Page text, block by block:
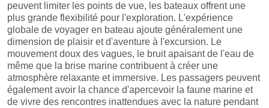
peuvent limiter les points de vue, les bateaux offrent une
plus grande flexibilité pour l'exploration. L'expérience
globale de voyager en bateau ajoute généralement une
dimension de plaisir et d'aventure à l'excursion. Le
mouvement doux des vagues, le bruit apaisant de l'eau de
même que la brise marine contribuent à créer une
atmosphère relaxante et immersive. Les passagers peuvent
également avoir la chance d'apercevoir la faune marine et
de vivre des rencontres inattendues avec la nature pendant